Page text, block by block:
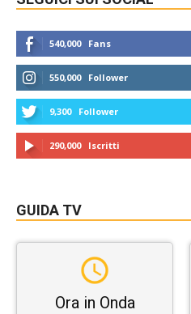
540,000 Fans
550,000 Follower
9,300 Follower
290,000 Iscritti
GUIDA TV
Ora in Onda